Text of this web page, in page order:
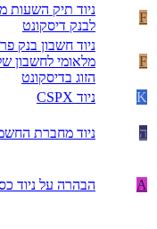
F
ניוד תיק השעות
לבנק דיסקונט
F
ניוד חשבון בנק
מלאומי לחשבון
הזוג בדיסקונט
K ניוד CSPX
ה ניוד מחברת
A הבהרה על ניוד